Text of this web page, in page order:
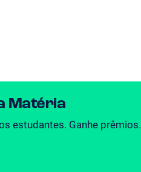
Matéria
estudantes. Ganhe prêmios.